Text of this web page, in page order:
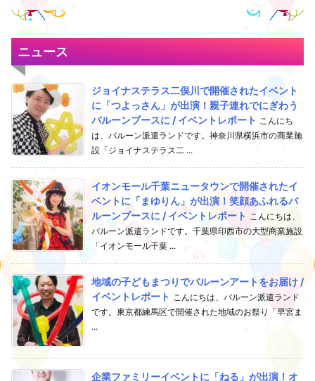
ニュース
ジョイナステラス二俣川で開催されたイベント
に「つよっさん」が出演！親子連れでにぎわう
バルーンブースに / イベントレポート こんにち
は、バルーン派遣ランドです。神奈川県横浜市の商業施
設「ジョイナステラス二 ...
イオンモール千葉ニュータウンで開催されたイ
ベントに「まゆりん」が出演！笑顔あふれるバ
ルーンブースに / イベントレポート こんにちは、
バルーン派遣ランドです。千葉県印西市の大型商業施設
「イオンモール千葉 ...
地域の子どもまつりでバルーンアートをお届け /
イベントレポート
こんにちは、バルーン派遣ランド
です。東京都練馬区で開催された地域のお祭り「早宮ま
...
企業ファミリーイベントに「ねる」が出演！オ